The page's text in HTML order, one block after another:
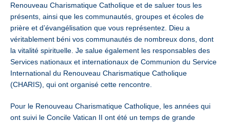
Renouveau Charismatique Catholique et de saluer tous les
présents, ainsi que les communautés, groupes et écoles de
prière et d’évangélisation que vous représentez. Dieu a
véritablement béni vos communautés de nombreux dons, dont
la vitalité spirituelle. Je salue également les responsables des
Services nationaux et internationaux de Communion du Service
International du Renouveau Charismatique Catholique
(CHARIS), qui ont organisé cette rencontre.
Pour le Renouveau Charismatique Catholique, les années qui
ont suivi le Concile Vatican II ont été un temps de grande